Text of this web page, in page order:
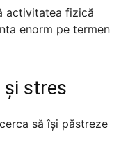
activitatea fizică
enorm pe termen
și stres
să își păstreze